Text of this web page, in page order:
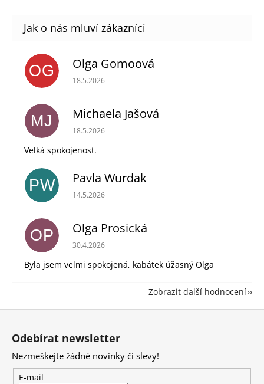
OG Olga Gomoová
Hodnocení obchodu je 5 z 5 hvězdiček.
18.5.2026
MJ Michaela Jašová
Hodnocení obchodu je 5 z 5 hvězdiček.
18.5.2026
Velká spokojenost.
PW Pavla Wurdak
Hodnocení obchodu je 5 z 5 hvězdiček.
14.5.2026
OP Olga Prosická
Hodnocení obchodu je 5 z 5 hvězdiček.
30.4.2026
Byla jsem velmi spokojená, kabátek úžasný Olga
Zobrazit další hodnocení
Z
Odebírat newsletter
Nezmeškejte žádné novinky či slevy!
E-mail